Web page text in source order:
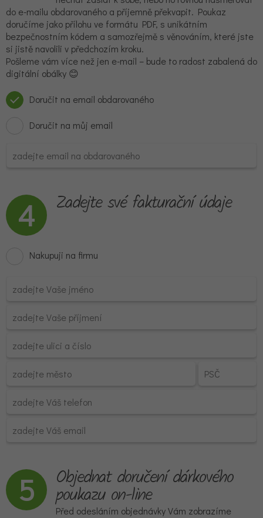
do e-mailu obdarovaného a příjemně překvapit. Poukaz
doručíme jako přílohu ve formátu PDF, s unikátním
bezpečnostním kódem a samozřejmě s věnováním, které jste
si jistě navolili v předchozím kroku.
Pošleme vám více než jen e-mail – bude to radost zabalená do
digitální obálky 😊
Doručit na email obdarovaného
Doručit na můj email
4 Zadejte své fakturační údaje
Nakupuji na firmu
5 Objednat doručení dárkového
poukazu on-line
Před odesláním objednávky Vám zobrazíme